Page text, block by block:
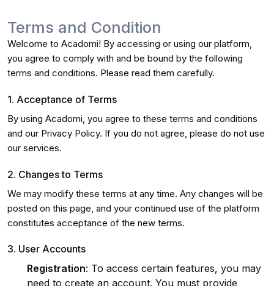
Terms and Condition
Welcome to Acadomi! By accessing or using our platform,
you agree to comply with and be bound by the following
terms and conditions. Please read them carefully.
1. Acceptance of Terms
By using Acadomi, you agree to these terms and conditions
and our Privacy Policy. If you do not agree, please do not use
our services.
2. Changes to Terms
We may modify these terms at any time. Any changes will be
posted on this page, and your continued use of the platform
constitutes acceptance of the new terms.
3. User Accounts
Registration: To access certain features, you may
need to create an account. You must provide